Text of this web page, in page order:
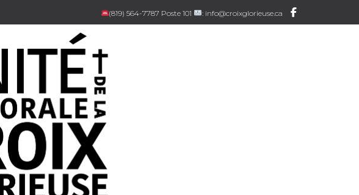
(819) 564-7787 Poste 101 : info@croixglorieuse.ca